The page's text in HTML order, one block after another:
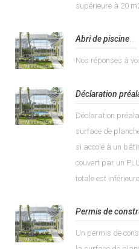
supérieure à 20
Abri de piscine
Nos réponses à
Déclaration
Déclaration
surface de
si accolé à un
couvert par un
totale est
Permis de
Un permis de